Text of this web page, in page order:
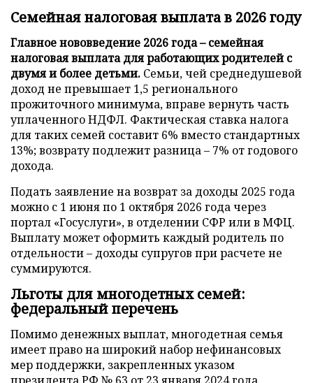
Семейная налоговая выплата в 2026 году
Главное нововведение 2026 года – семейная
налоговая выплата для работающих родителей с
двумя и более детьми. Семьи, чей среднедушевой
доход не превышает 1,5 регионального
прожиточного минимума, вправе вернуть часть
уплаченного НДФЛ. Фактическая ставка налога
для таких семей составит 6% вместо стандартных
13%; возврату подлежит разница – 7% от годового
дохода.
Подать заявление на возврат за доходы 2025 года
можно с 1 июня по 1 октября 2026 года через
портал «Госуслуги», в отделении СФР или в МФЦ.
Выплату может оформить каждый родитель по
отдельности – доходы супругов при расчете не
суммируются.
Льготы для многодетных семей:
федеральный перечень
Помимо денежных выплат, многодетная семья
имеет право на широкий набор нефинансовых
мер поддержки, закрепленных указом